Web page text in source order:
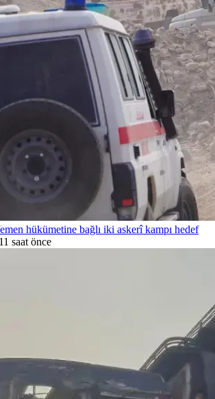
hükümetine bağlı iki askerî kampı hedef
11 saat önce